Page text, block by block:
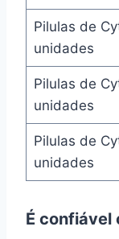
Pilulas de
unidades
Pilulas de
unidades
Pilulas de
unidades
É confiável